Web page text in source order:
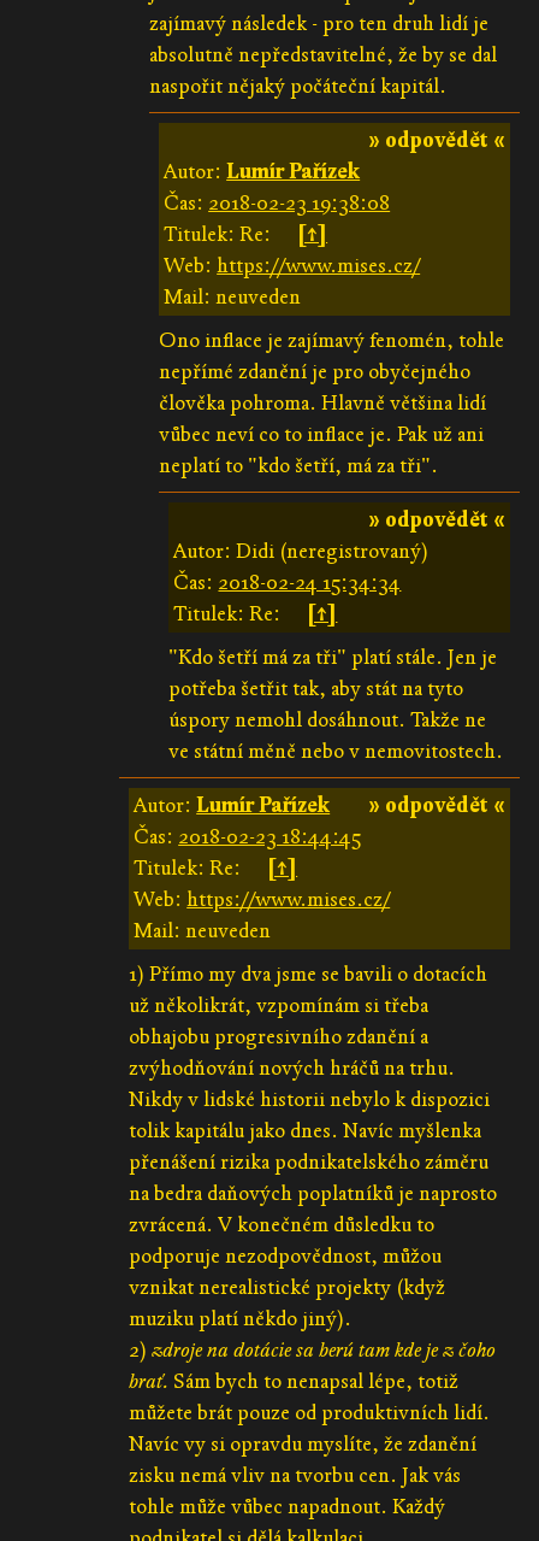
zajímavý následek - pro ten druh lidí je
absolutně nepředstavitelné, že by se dal
naspořit nějaký počáteční kapitál.
» odpovědět «
Autor:Lumír Pařízek
Čas: 2018-02-23 19:38:08
Titulek: Re:
[↑]
Web:https://www.mises.cz/
Mail: neuveden
Ono inflace je zajímavý fenomén, tohle
nepřímé zdanění je pro obyčejného
člověka pohroma. Hlavně většina lidí
vůbec neví co to inflace je. Pak už ani
neplatí to "kdo šetří, má za tři".
» odpovědět «
Autor: Didi (neregistrovaný)
Čas: 2018-02-24 15:34:34
Titulek: Re:
[↑]
"Kdo šetří má za tři" platí stále. Jen je
potřeba šetřit tak, aby stát na tyto
úspory nemohl dosáhnout. Takže ne
ve státní měně nebo v nemovitostech.
» odpovědět «
Autor:Lumír Pařízek
Čas: 2018-02-23 18:44:45
Titulek: Re:
[↑]
Web:https://www.mises.cz/
Mail: neuveden
1) Přímo my dva jsme se bavili o dotacích
už několikrát, vzpomínám si třeba
obhajobu progresivního zdanění a
zvýhodňování nových hráčů na trhu.
Nikdy v lidské historii nebylo k dispozici
tolik kapitálu jako dnes. Navíc myšlenka
přenášení rizika podnikatelského záměru
na bedra daňových poplatníků je naprosto
zvrácená. V konečném důsledku to
podporuje nezodpovědnost, můžou
vznikat nerealistické projekty (když
muziku platí někdo jiný).
2)zdroje na dotácie sa berú tam kde je z čoho
brať. Sám bych to nenapsal lépe, totiž
můžete brát pouze od produktivních lidí.
Navíc vy si opravdu myslíte, že zdanění
zisku nemá vliv na tvorbu cen. Jak vás
tohle může vůbec napadnout. Každý